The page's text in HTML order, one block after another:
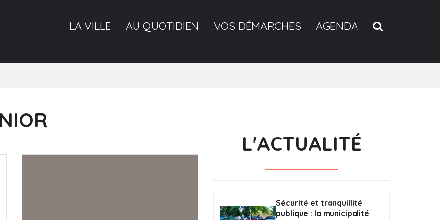
LA VILLE AU QUOTIDIEN VOS DÉMARCHES AGENDA
L'ACTUALITÉ
Sécurité et tranquillité
publique : la municipalité